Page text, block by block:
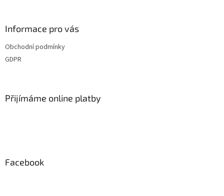
Informace pro vás
Obchodní podmínky
GDPR
Přijímáme online platby
Facebook